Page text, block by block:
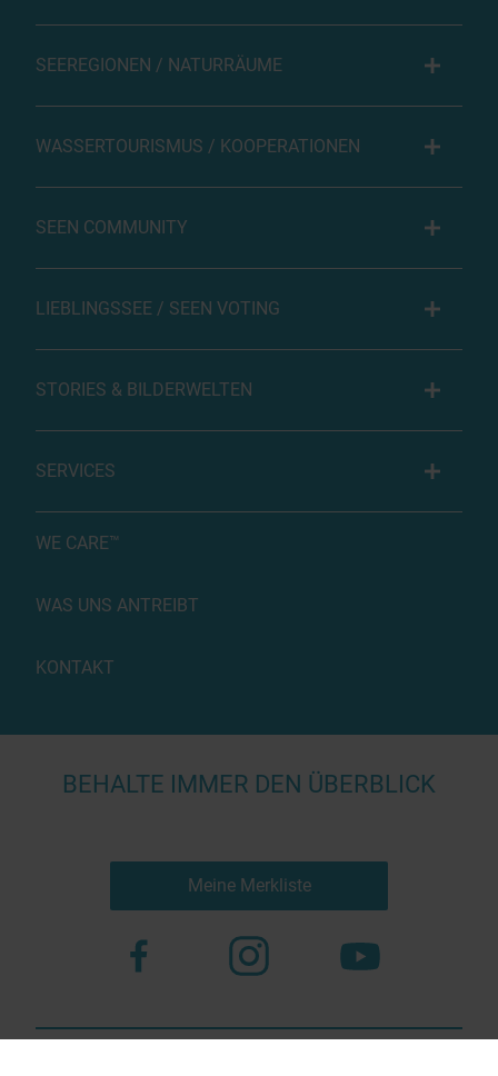
SEEREGIONEN / NATURRÄUME
WASSERTOURISMUS / KOOPERATIONEN
SEEN COMMUNITY
LIEBLINGSSEE / SEEN VOTING
STORIES & BILDERWELTEN
SERVICES
WE CARE™
WAS UNS ANTREIBT
KONTAKT
BEHALTE IMMER DEN ÜBERBLICK
Meine Merkliste